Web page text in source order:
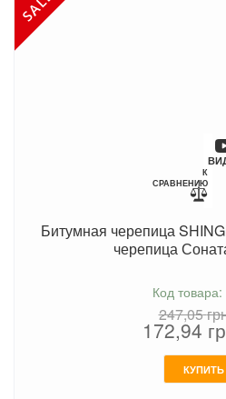
К
СРАВНЕНИЮ
Битумная черепица
черепица
Код
247,05
172,94
КУПИТЬ